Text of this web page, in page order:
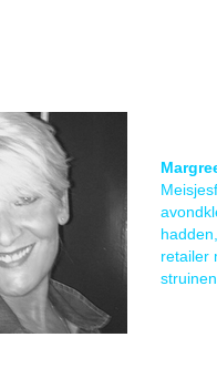
retailer